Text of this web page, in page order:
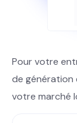
Pour votre
de génération
votre marché